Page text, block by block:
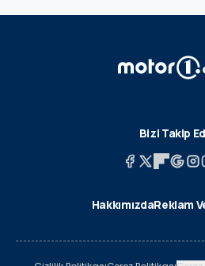
Bizi Takip
HakkımızdaReklam